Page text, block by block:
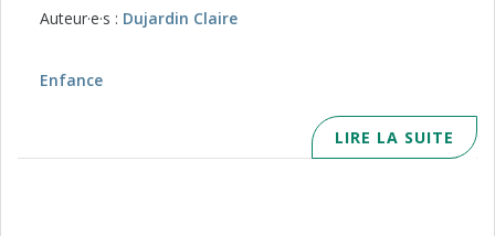
Auteur·e·s : Dujardin Claire
Enfance
LIRE LA SUITE